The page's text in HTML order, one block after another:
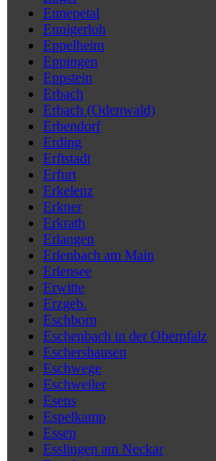
Ennepetal
Ennigerloh
Eppelheim
Eppingen
Eppstein
Erbach
Erbach (Odenwald)
Erbendorf
Erding
Erftstadt
Erfurt
Erkelenz
Erkner
Erkrath
Erlangen
Erlenbach am Main
Erlensee
Erwitte
Erzgeb.
Eschborn
Eschenbach in der Oberpfalz
Eschershausen
Eschwege
Eschweiler
Esens
Espelkamp
Essen
Esslingen am Neckar